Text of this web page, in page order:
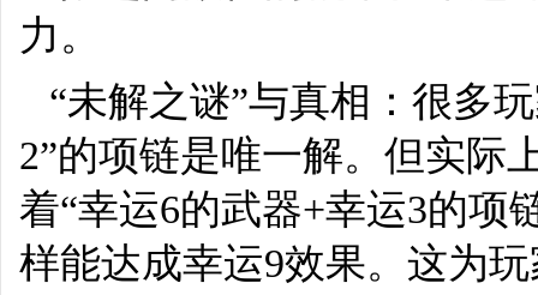
力。
“未解之谜”与真相：很多
2”的项链是唯一解。但实际
着“幸运6的武器+幸运3的项
样能达成幸运9效果。这为